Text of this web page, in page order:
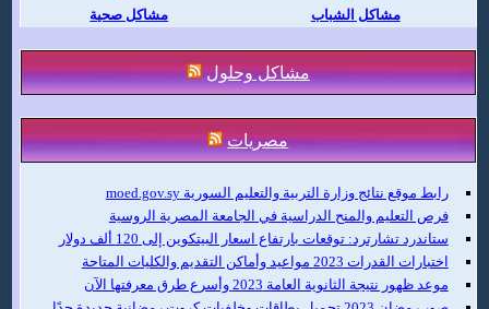
مشاكل صحية مشاكل الشباب
مشاكل وحلول
مصريات
رابط موقع نتائج وزارة التربية والتعليم السورية moed.gov.sy
فرص التعليم والمنح الدراسية في الجامعة المصرية الروسية
ستاندرد تشارترد: توقعات بارتفاع اسعار البيتكوين إلى 120 ألف دولار
اختبارات القدرات 2023 مواعيد وأماكن التقديم والكليات المتاحة
موعد ظهور نتيجة الثانوية العامة 2023 وأسرع طرق معرفتها الآن